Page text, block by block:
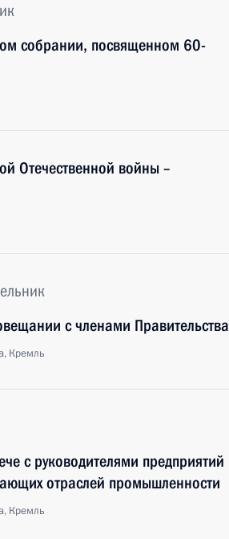
собрании, посвященном 60-
Отечественной войны –
с членами Правительства
Кремль
с руководителями предприятий
отраслей промышленности
Кремль